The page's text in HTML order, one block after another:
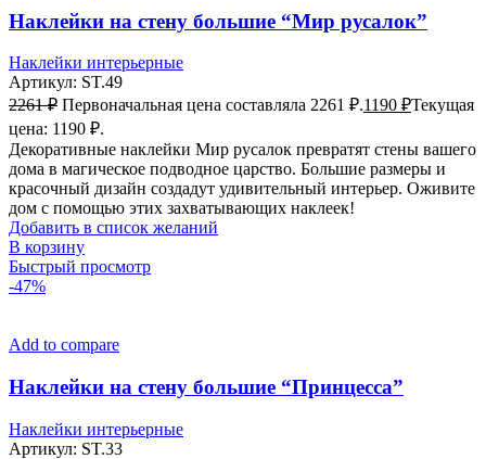
Наклейки на стену большие “Мир русалок”
Наклейки интерьерные
Артикул: ST.49
2261₽ Первоначальная цена составляла 2261 ₽.1190 ₽Текущая
цена: 1190 ₽.
Декоративные наклейки Мир русалок превратят стены вашего
дома в магическое подводное царство. Большие размеры и
красочный дизайн создадут удивительный интерьер. Оживите
дом с помощью этих захватывающих наклеек!
Добавить в список желаний
В корзину
Быстрый просмотр
-47%
Add to compare
Наклейки на стену большие “Принцесса”
Наклейки интерьерные
Артикул: ST.33